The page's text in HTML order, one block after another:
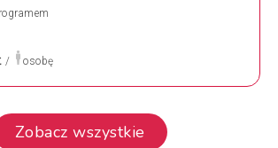
/ osobę
Zobacz wszystkie